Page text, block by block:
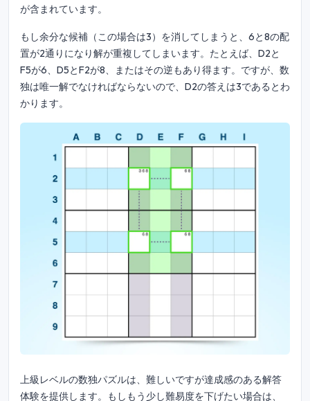
が含まれています。
もし余分な候補（この場合は3）を消してしまうと、6と8の配
置が2通りになり解が重複してしまいます。たとえば、D2と
F5が6、D5とF2が8、またはその逆もあり得ます。ですが、数
独は唯一解でなければならないので、D2の答えは3であるとわ
かります。
上級レベルの数独パズルは、難しいですが達成感のある解答
体験を提供します。もしもう少し難易度を下げたい場合は、